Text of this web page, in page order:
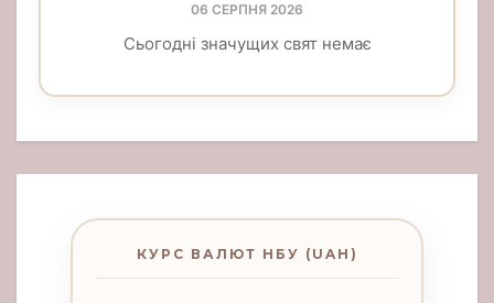
06 СЕРПНЯ 2026
Сьогодні значущих свят немає
КУРС ВАЛЮТ НБУ (UAH)